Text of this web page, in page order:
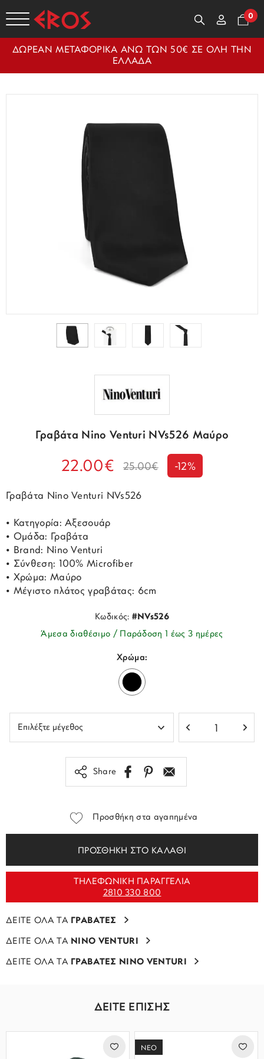
0
ΔΩΡΕΑΝ ΜΕΤΑΦΟΡΙΚΑ ΑΝΩ ΤΩΝ 50€ ΣΕ ΟΛΗ ΤΗΝ
ΕΛΛΑΔΑ
Γραβάτα Nino Venturi NVs526 Μαύρο
22.00€ 25.00€ -12%
Γραβάτα Nino Venturi NVs526
• Κατηγορία: Αξεσουάρ
• Ομάδα: Γραβάτα
• Brand: Nino Venturi
• Σύνθεση: 100% Microfiber
• Χρώμα: Μαύρο
• Μέγιστο πλάτος γραβάτας: 6cm
Κωδικός: #NVs526
Άμεσα διαθέσιμο / Παράδοση 1 έως 3 ημέρες
Χρώμα:
Share
Προσθήκη στα αγαπημένα
ΠΡΟΣΘΗΚΗ ΣΤΟ ΚΑΛΑΘΙ
ΤΗΛΕΦΩΝΙΚΗ ΠΑΡΑΓΓΕΛΙΑ
2810 330 800
ΔΕΙΤΕ ΟΛΑ ΤΑ ΓΡΑΒΑΤΕΣ
ΔΕΙΤΕ ΟΛΑ ΤΑ NINO VENTURI
ΔΕΙΤΕ ΟΛΑ ΤΑ ΓΡΑΒΑΤΕΣ NINO VENTURI
ΔΕΙΤΕ ΕΠΙΣΗΣ
ΝΕΟ